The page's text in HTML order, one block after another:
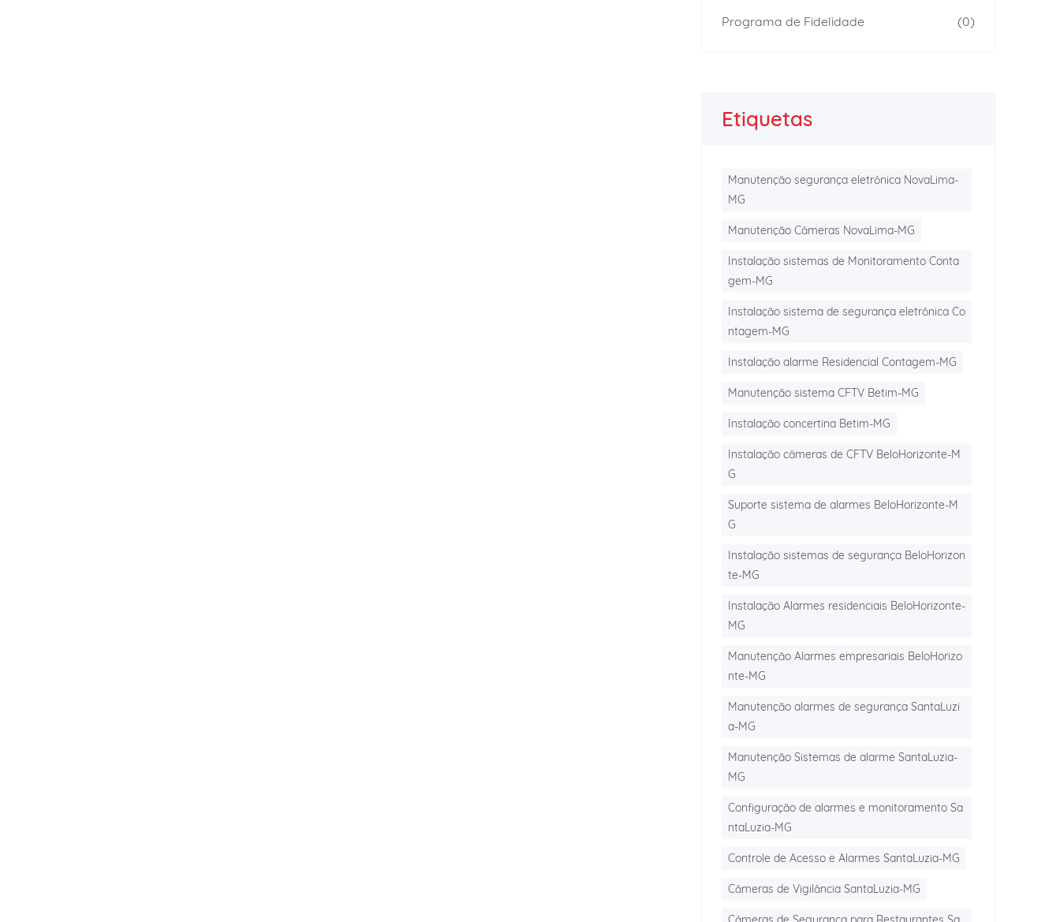
Programa de Fidelidade
(0)
Etiquetas
Manutenção segurança eletrônica NovaLima-
MG
Manutenção Câmeras NovaLima-MG
Instalação sistemas de Monitoramento Conta
gem-MG
Instalação sistema de segurança eletrônica Co
ntagem-MG
Instalação alarme Residencial Contagem-MG
Manutenção sistema CFTV Betim-MG
Instalação concertina Betim-MG
Instalação câmeras de CFTV BeloHorizonte-M
G
Suporte sistema de alarmes BeloHorizonte-M
G
Instalação sistemas de segurança BeloHorizon
te-MG
Instalação Alarmes residenciais BeloHorizonte-
MG
Manutenção Alarmes empresariais BeloHorizo
nte-MG
Manutenção alarmes de segurança SantaLuzi
a-MG
Manutenção Sistemas de alarme SantaLuzia-
MG
Configuração de alarmes e monitoramento Sa
ntaLuzia-MG
Controle de Acesso e Alarmes SantaLuzia-MG
Câmeras de Vigilância SantaLuzia-MG